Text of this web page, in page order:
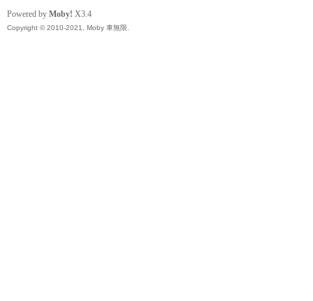
Powered by Moby! X3.4
Copyright © 2010-2021, Moby 車無限.